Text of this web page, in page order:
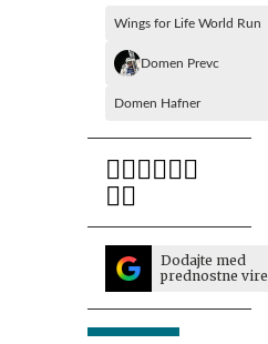
Wings for Life World Run
Domen Prevc
Domen Hafner
Dodajte med
prednostne vire